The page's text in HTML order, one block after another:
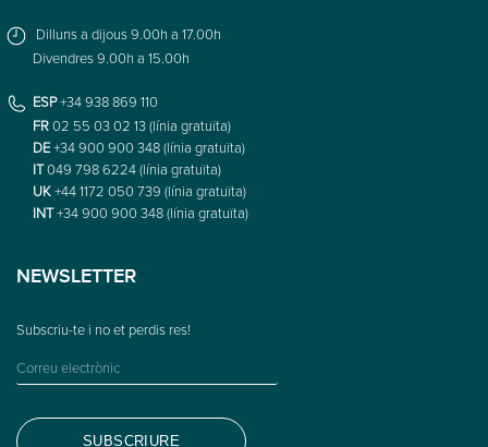
Dilluns a dijous 9.00h a 17.00h
Divendres 9.00h a 15.00h
ESP+34 938 869 110
FR02 55 03 02 13 (línia gratuïta)
DE+34 900 900 348 (línia gratuïta)
IT049 798 6224 (línia gratuïta)
UK+44 1172 050 739 (línia gratuïta)
INT+34 900 900 348 (línia gratuïta)
NEWSLETTER